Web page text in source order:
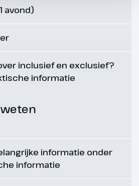
avond)
inclusief en exclusief?
informatie
informatie onder
informatie